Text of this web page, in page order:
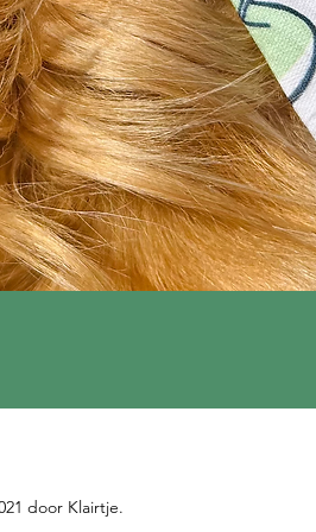
door Klairtje.